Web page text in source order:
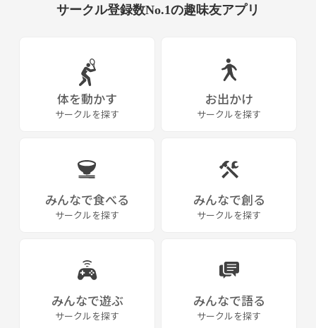
サークル登録数No.1の趣味友アプリ
体を動かす
サークルを探す
お出かけ
サークルを探す
みんなで食べる
サークルを探す
みんなで創る
サークルを探す
みんなで遊ぶ
サークルを探す
みんなで語る
サークルを探す